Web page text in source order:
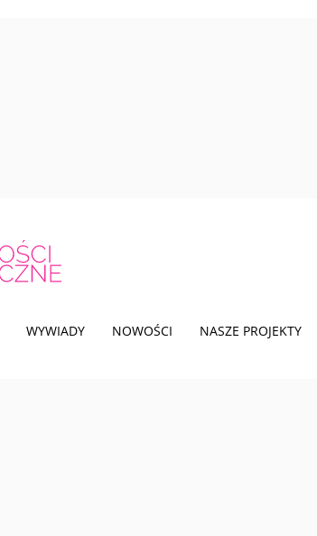
WYWIADY NOWOŚCI NASZE PROJEKTY